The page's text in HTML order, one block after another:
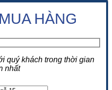
HÀNG
quý khách trong thời gian
nhất